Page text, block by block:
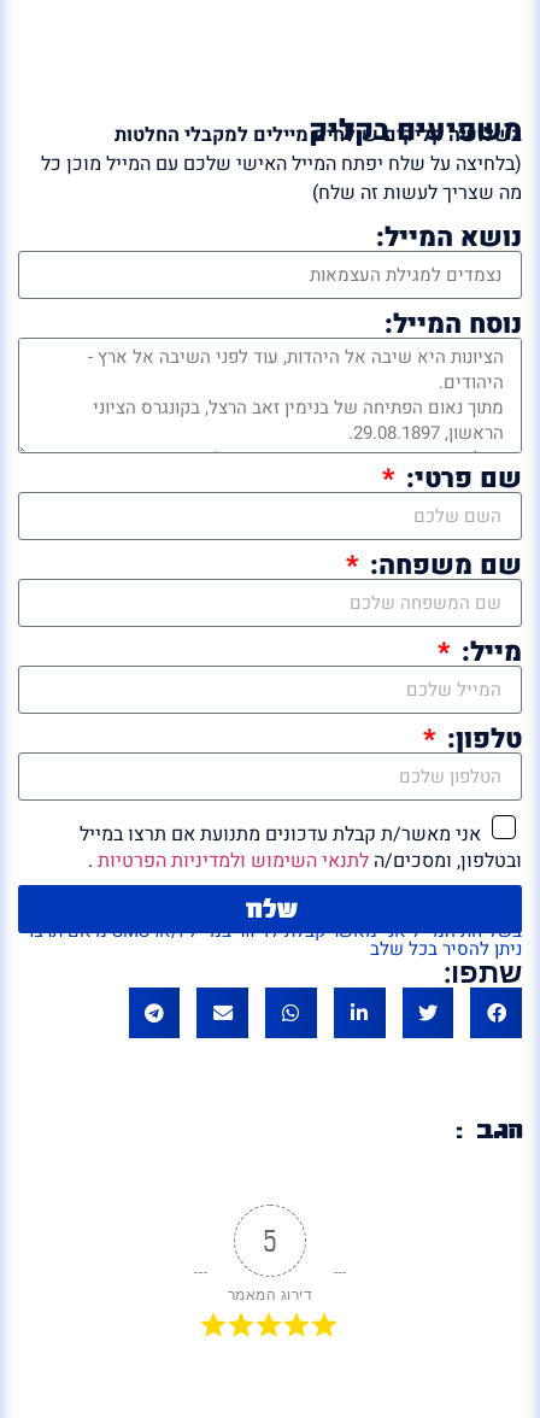
משפיעים בקליק
בשלושה קליקים שולחים מיילים למקבלי החלטות
(בלחיצה על שלח יפתח המייל האישי שלכם עם המייל מוכן כל
מה שצריך לעשות זה שלח)
נושא המייל:
נוסח המייל:
שם פרטי:
שם משפחה:
מייל:
טלפון:
אני מאשר/ת קבלת עדכונים מתנועת אם תרצו במייל
ובטלפון, ומסכים/ה לתנאי השימוש ולמדיניות הפרטיות .
שלח
בשליחת המייל אני מאשר קבלת לדיוור במייל ו/או SMS מ'אם תרצו'
ניתן להסיר בכל שלב
שתפו:
הגב :
5
דירוג המאמר